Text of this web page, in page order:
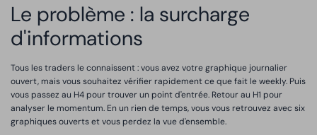
Le problème : la surcharge
d'informations
Tous les traders le connaissent : vous avez votre graphique journalier
ouvert, mais vous souhaitez vérifier rapidement ce que fait le weekly. Puis
vous passez au H4 pour trouver un point d'entrée. Retour au H1 pour
analyser le momentum. En un rien de temps, vous vous retrouvez avec six
graphiques ouverts et vous perdez la vue d'ensemble.